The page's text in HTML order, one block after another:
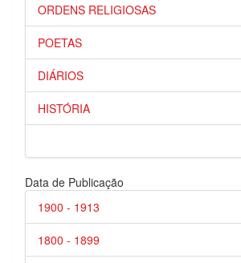
ORDENS RELIGIOSAS
POETAS
DIÁRIOS
HISTÓRIA
Data de Publicação
1900 - 1913
1800 - 1899